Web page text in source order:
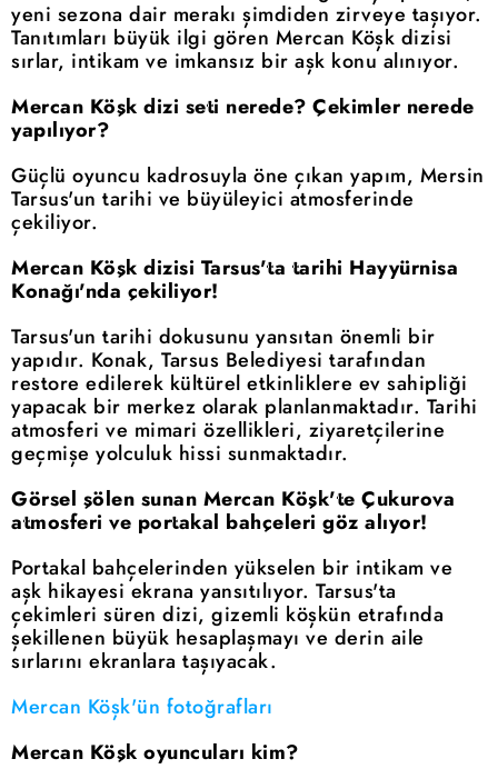
yeni sezona dair merakı şimdiden zirveye taşıyor.
Tanıtımları büyük ilgi gören Mercan Köşk dizisi
sırlar, intikam ve imkansız bir aşk konu alınıyor.
Mercan Köşk dizi seti nerede? Çekimler nerede
yapılıyor?
Güçlü oyuncu kadrosuyla öne çıkan yapım, Mersin
Tarsus'un tarihi ve büyüleyici atmosferinde
çekiliyor.
Mercan Köşk dizisi Tarsus'ta tarihi Hayyürnisa
Konağı'nda çekiliyor!
Tarsus'un tarihi dokusunu yansıtan önemli bir
yapıdır. Konak, Tarsus Belediyesi tarafından
restore edilerek kültürel etkinliklere ev sahipliği
yapacak bir merkez olarak planlanmaktadır. Tarihi
atmosferi ve mimari özellikleri, ziyaretçilerine
geçmişe yolculuk hissi sunmaktadır.
Görsel şölen sunan Mercan Köşk'te Çukurova
atmosferi ve portakal bahçeleri göz alıyor!
Portakal bahçelerinden yükselen bir intikam ve
aşk hikayesi ekrana yansıtılıyor. Tarsus'ta
çekimleri süren dizi, gizemli köşkün etrafında
şekillenen büyük hesaplaşmayı ve derin aile
sırlarını ekranlara taşıyacak.
Mercan Köşk'ün fotoğrafları
Mercan Köşk oyuncuları kim?